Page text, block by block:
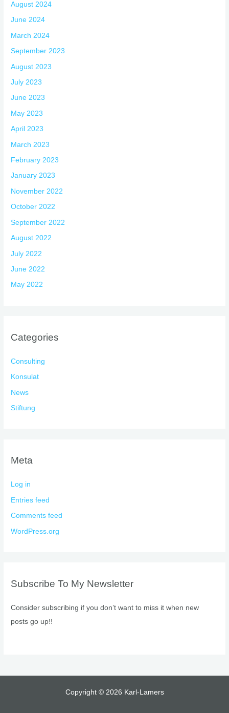
August 2024
June 2024
March 2024
September 2023
August 2023
July 2023
June 2023
May 2023
April 2023
March 2023
February 2023
January 2023
November 2022
October 2022
September 2022
August 2022
July 2022
June 2022
May 2022
Categories
Consulting
Konsulat
News
Stiftung
Meta
Log in
Entries feed
Comments feed
WordPress.org
Subscribe To My Newsletter
Consider subscribing if you don’t want to miss it when new
posts go up!!
Copyright © 2026 Karl-Lamers